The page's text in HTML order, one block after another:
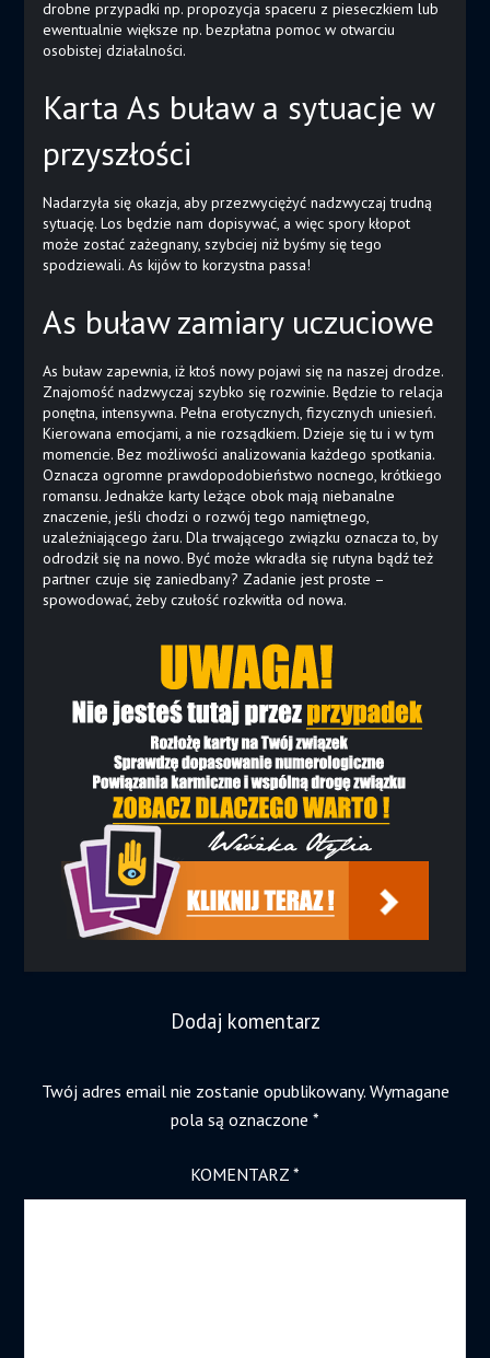
drobne przypadki np. propozycja spaceru z pieseczkiem lub
ewentualnie większe np. bezpłatna pomoc w otwarciu
osobistej działalności.
Karta As buław a sytuacje w
przyszłości
Nadarzyła się okazja, aby przezwyciężyć nadzwyczaj trudną
sytuację. Los będzie nam dopisywać, a więc spory kłopot
może zostać zażegnany, szybciej niż byśmy się tego
spodziewali. As kijów to korzystna passa!
As buław zamiary uczuciowe
As buław zapewnia, iż ktoś nowy pojawi się na naszej drodze.
Znajomość nadzwyczaj szybko się rozwinie. Będzie to relacja
ponętna, intensywna. Pełna erotycznych, fizycznych uniesień.
Kierowana emocjami, a nie rozsądkiem. Dzieje się tu i w tym
momencie. Bez możliwości analizowania każdego spotkania.
Oznacza ogromne prawdopodobieństwo nocnego, krótkiego
romansu. Jednakże karty leżące obok mają niebanalne
znaczenie, jeśli chodzi o rozwój tego namiętnego,
uzależniającego żaru. Dla trwającego związku oznacza to, by
odrodził się na nowo. Być może wkradła się rutyna bądź też
partner czuje się zaniedbany? Zadanie jest proste –
spowodować, żeby czułość rozkwitła od nowa.
Dodaj komentarz
Twój adres email nie zostanie opublikowany. Wymagane
pola są oznaczone *
KOMENTARZ *